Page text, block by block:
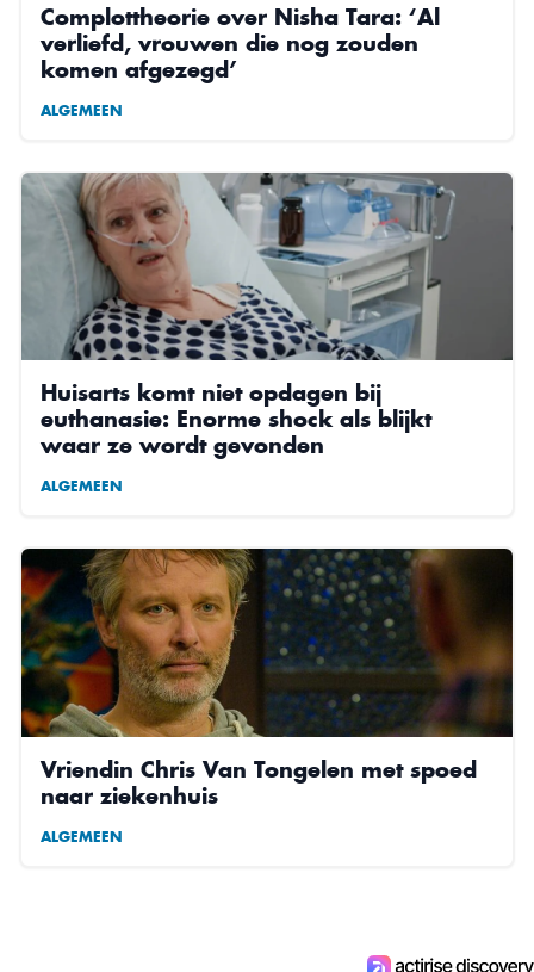
Complottheorie over Nisha Tara: ‘Al
verliefd, vrouwen die nog zouden
komen afgezegd’
ALGEMEEN
Huisarts komt niet opdagen bij
euthanasie: Enorme shock als blijkt
waar ze wordt gevonden
ALGEMEEN
Vriendin Chris Van Tongelen met spoed
naar ziekenhuis
ALGEMEEN